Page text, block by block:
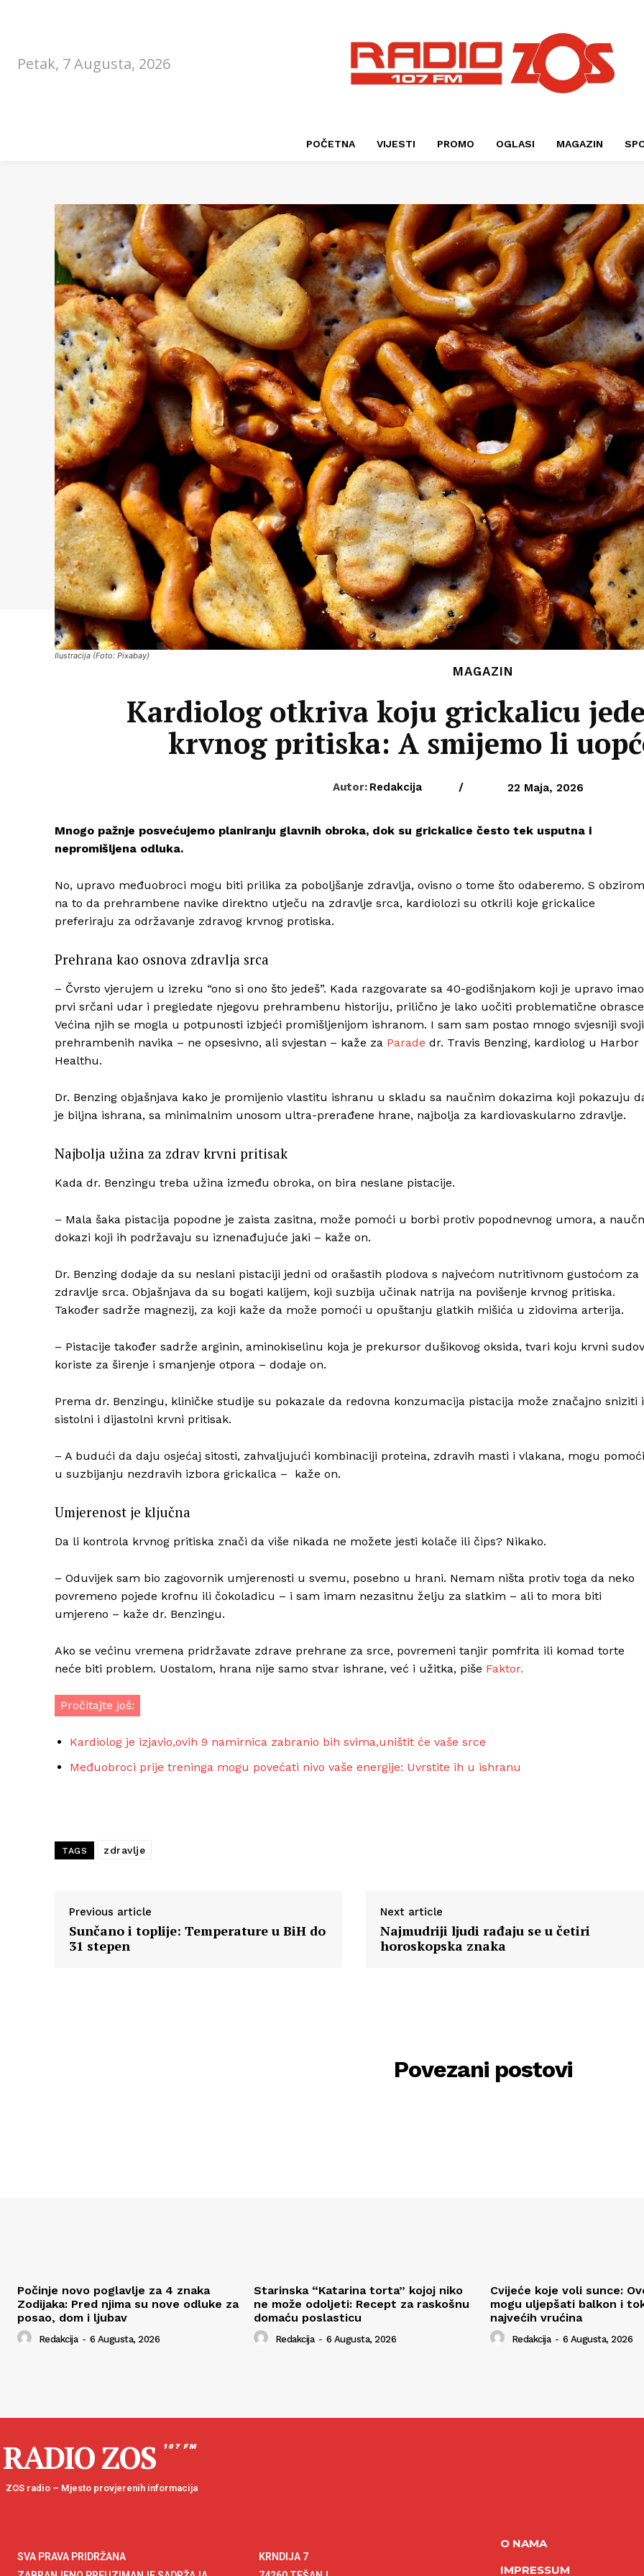
Petak, 7 Augusta, 2026
POČETNA VIJESTI PROMO OGLASI MAGAZIN
Ilustracija (Foto: Pixabay)
MAGAZIN
Kardiolog otkriva koju grickalicu
krvnog pritiska: A smijemo li
Autor: Redakcija / 22 Maja, 2026
Mnogo pažnje posvećujemo planiranju glavnih obroka, dok su grickalice često tek usputna i
nepromišljena odluka.
No, upravo međuobroci mogu biti prilika za poboljšanje zdravlja, ovisno o tome što odaberemo. S obzirom
na to da prehrambene navike direktno utječu na zdravlje srca, kardiolozi su otkrili koje grickalice
preferiraju za održavanje zdravog krvnog protiska.
Prehrana kao osnova zdravlja srca
– Čvrsto vjerujem u izreku “ono si ono što jedeš”. Kada razgovarate sa 40-godišnjakom koji je upravo imao
prvi srčani udar i pregledate njegovu prehrambenu historiju, prilično je lako uočiti problematične
Većina njih se mogla u potpunosti izbjeći promišljenijom ishranom. I sam sam postao mnogo svjesniji
prehrambenih navika – ne opsesivno, ali svjestan – kaže za Parade dr. Travis Benzing, kardiolog u Harbor
Healthu.
Dr. Benzing objašnjava kako je promijenio vlastitu ishranu u skladu sa naučnim dokazima koji pokazuju
je biljna ishrana, sa minimalnim unosom ultra-prerađene hrane, najbolja za kardiovaskularno zdravlje.
Najbolja užina za zdrav krvni pritisak
Kada dr. Benzingu treba užina između obroka, on bira neslane pistacije.
– Mala šaka pistacija popodne je zaista zasitna, može pomoći u borbi protiv popodnevnog umora, a
dokazi koji ih podržavaju su iznenađujuće jaki – kaže on.
Dr. Benzing dodaje da su neslani pistaciji jedni od orašastih plodova s ​​najvećom nutritivnom gustoćom za
zdravlje srca. Objašnjava da su bogati kalijem, koji suzbija učinak natrija na povišenje krvnog pritiska.
Također sadrže magnezij, za koji kaže da može pomoći u opuštanju glatkih mišića u zidovima arterija.
– Pistacije također sadrže arginin, aminokiselinu koja je prekursor dušikovog oksida, tvari koju krvni
koriste za širenje i smanjenje otpora – dodaje on.
Prema dr. Benzingu, kliničke studije su pokazale da redovna konzumacija pistacija može značajno sniziti i
sistolni i dijastolni krvni pritisak.
– A budući da daju osjećaj sitosti, zahvaljujući kombinaciji proteina, zdravih masti i vlakana, mogu pomoći
u suzbijanju nezdravih izbora grickalica – kaže on.
Umjerenost je ključna
Da li kontrola krvnog pritiska znači da više nikada ne možete jesti kolače ili čips? Nikako.
– Oduvijek sam bio zagovornik umjerenosti u svemu, posebno u hrani. Nemam ništa protiv toga da neko
povremeno pojede krofnu ili čokoladicu – i sam imam nezasitnu želju za slatkim – ali to mora biti
umjereno – kaže dr. Benzingu.
Ako se većinu vremena pridržavate zdrave prehrane za srce, povremeni tanjir pomfrita ili komad torte
neće biti problem. Uostalom, hrana nije samo stvar ishrane, već i užitka, piše Faktor.
Pročitajte još:
Kardiolog je izjavio,ovih 9 namirnica zabranio bih svima,uništit će vaše srce
Međuobroci prije treninga mogu povećati nivo vaše energije: Uvrstite ih u ishranu
TAGS zdravlje
Previous article
Sunčano i toplije: Temperature u BiH do
31 stepen
Next article
Najmudriji ljudi rađaju se u četiri
horoskopska znaka
Povezani postovi
Počinje novo poglavlje za 4 znaka
Zodijaka: Pred njima su nove odluke za
posao, dom i ljubav
Redakcija - 6 Augusta, 2026
Starinska “Katarina torta” kojoj niko
ne može odoljeti: Recept za raskošnu
domaću poslasticu
Redakcija - 6 Augusta, 2026
Cvijeće koje voli sunce:
mogu uljepšati balkon i
najvećih vrućina
Redakcija - 6 Augusta, 2026
RADIO ZOS 107 FM
ZOS radio – Mjesto provjerenih informacija
SVA PRAVA PRIDRŽANA
KRNDIJA 7
O NAMA
IMPRESSUM